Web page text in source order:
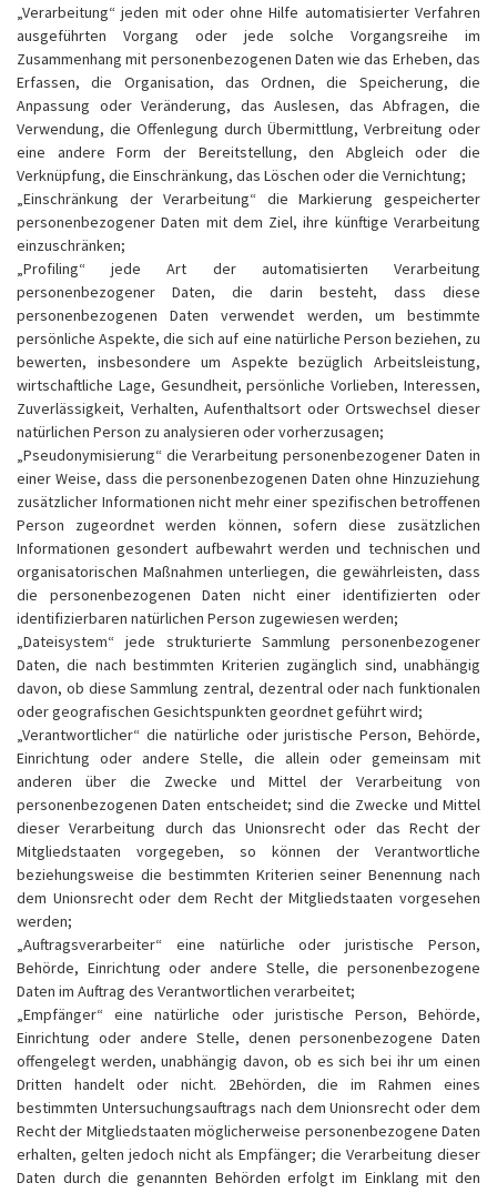
„Verarbeitung“ jeden mit oder ohne Hilfe automatisierter Verfahren
ausgeführten Vorgang oder jede solche Vorgangsreihe im
Zusammenhang mit personenbezogenen Daten wie das Erheben, das
Erfassen, die Organisation, das Ordnen, die Speicherung, die
Anpassung oder Veränderung, das Auslesen, das Abfragen, die
Verwendung, die Offenlegung durch Übermittlung, Verbreitung oder
eine andere Form der Bereitstellung, den Abgleich oder die
Verknüpfung, die Einschränkung, das Löschen oder die Vernichtung;
„Einschränkung der Verarbeitung“ die Markierung gespeicherter
personenbezogener Daten mit dem Ziel, ihre künftige Verarbeitung
einzuschränken;
„Profiling“ jede Art der automatisierten Verarbeitung
personenbezogener Daten, die darin besteht, dass diese
personenbezogenen Daten verwendet werden, um bestimmte
persönliche Aspekte, die sich auf eine natürliche Person beziehen, zu
bewerten, insbesondere um Aspekte bezüglich Arbeitsleistung,
wirtschaftliche Lage, Gesundheit, persönliche Vorlieben, Interessen,
Zuverlässigkeit, Verhalten, Aufenthaltsort oder Ortswechsel dieser
natürlichen Person zu analysieren oder vorherzusagen;
„Pseudonymisierung“ die Verarbeitung personenbezogener Daten in
einer Weise, dass die personenbezogenen Daten ohne Hinzuziehung
zusätzlicher Informationen nicht mehr einer spezifischen betroffenen
Person zugeordnet werden können, sofern diese zusätzlichen
Informationen gesondert aufbewahrt werden und technischen und
organisatorischen Maßnahmen unterliegen, die gewährleisten, dass
die personenbezogenen Daten nicht einer identifizierten oder
identifizierbaren natürlichen Person zugewiesen werden;
„Dateisystem“ jede strukturierte Sammlung personenbezogener
Daten, die nach bestimmten Kriterien zugänglich sind, unabhängig
davon, ob diese Sammlung zentral, dezentral oder nach funktionalen
oder geografischen Gesichtspunkten geordnet geführt wird;
„Verantwortlicher“ die natürliche oder juristische Person, Behörde,
Einrichtung oder andere Stelle, die allein oder gemeinsam mit
anderen über die Zwecke und Mittel der Verarbeitung von
personenbezogenen Daten entscheidet; sind die Zwecke und Mittel
dieser Verarbeitung durch das Unionsrecht oder das Recht der
Mitgliedstaaten vorgegeben, so können der Verantwortliche
beziehungsweise die bestimmten Kriterien seiner Benennung nach
dem Unionsrecht oder dem Recht der Mitgliedstaaten vorgesehen
werden;
„Auftragsverarbeiter“ eine natürliche oder juristische Person,
Behörde, Einrichtung oder andere Stelle, die personenbezogene
Daten im Auftrag des Verantwortlichen verarbeitet;
„Empfänger“ eine natürliche oder juristische Person, Behörde,
Einrichtung oder andere Stelle, denen personenbezogene Daten
offengelegt werden, unabhängig davon, ob es sich bei ihr um einen
Dritten handelt oder nicht. 2Behörden, die im Rahmen eines
bestimmten Untersuchungsauftrags nach dem Unionsrecht oder dem
Recht der Mitgliedstaaten möglicherweise personenbezogene Daten
erhalten, gelten jedoch nicht als Empfänger; die Verarbeitung dieser
Daten durch die genannten Behörden erfolgt im Einklang mit den